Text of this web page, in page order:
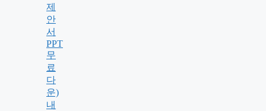
제
안
서
PPT
무
료
다
운)
내